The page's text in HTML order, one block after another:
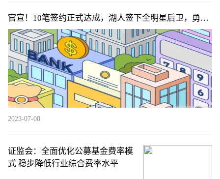
官宣！10笔签约正式达成，湖人签下全明星后卫，勇士
追2.08米锋线
2023-07-08
证监会：全面优化公募基金费率模
式 稳步降低行业综合费率水平